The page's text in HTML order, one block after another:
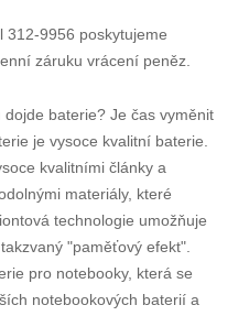
312-9956 poskytujeme
záruku vrácení peněz.
baterie? Je čas vyměnit
je vysoce kvalitní baterie.
kvalitními články a
materiály, které
technologie umožňuje
"paměťový efekt".
pro notebooky, která se
notebookových baterií a